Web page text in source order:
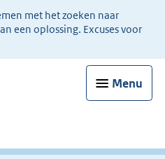
met het zoeken naar
een oplossing. Excuses voor
Menu